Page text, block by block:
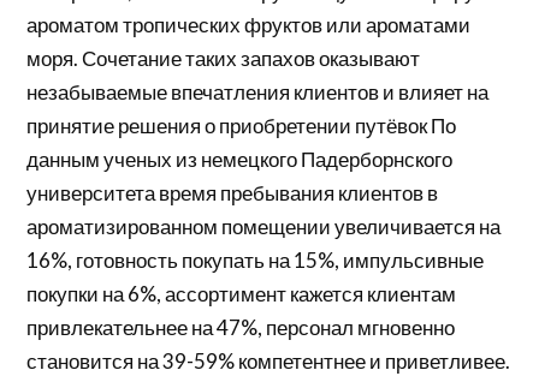
ароматом тропических фруктов или ароматами
моря. Сочетание таких запахов оказывают
незабываемые впечатления клиентов и влияет на
принятие решения о приобретении путёвок По
данным ученых из немецкого Падерборнского
университета время пребывания клиентов в
ароматизированном помещении увеличивается на
16%, готовность покупать на 15%, импульсивные
покупки на 6%, ассортимент кажется клиентам
привлекательнее на 47%, персонал мгновенно
становится на 39-59% компетентнее и приветливее.